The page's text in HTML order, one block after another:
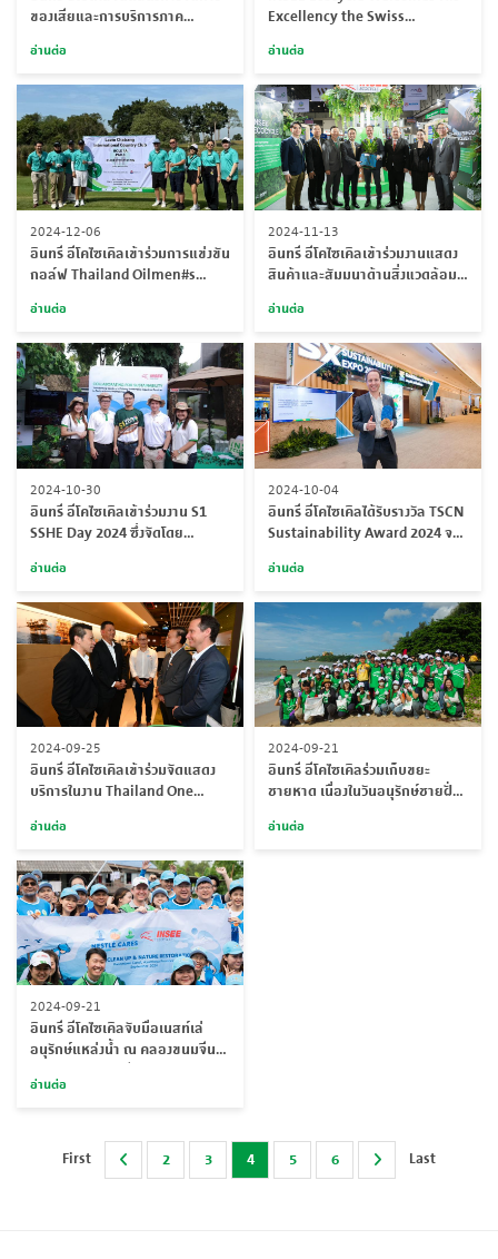
ของเสียและการบริการภาค
2025
อ่านต่อ
Excellency the Swiss
Chonburi Facility
อ่านต่อ
2024-12-06
อินทรี อีโคไซเคิลเข้าร่วมการแข่งขัน
กอล์ฟ Thailand Oilmen#s
อ่านต่อ
2024-11-13
อินทรี อีโคไซเคิลเข้าร่วมงานแสดง
สินค้าและสัมมนาด้านสิ่งแวดล้อม
(EnWastExpo)
อ่านต่อ
2024-10-30
อินทรี อีโคไซเคิลเข้าร่วมงาน S1
SSHE Day 2024 ซึ่งจัดโดย
อ่านต่อ
2024-10-04
อินทรี อีโคไซเคิลได้รับรางวัล TSCN
Sustainability Award 2024 จาก
ประเทศไทย
อ่านต่อ
2024-09-25
อินทรี อีโคไซเคิลเข้าร่วมจัดแสดง
บริการในงาน Thailand One
จัดโดยเชฟรอน ประเทศไทย
อ่านต่อ
2024-09-21
อินทรี อีโคไซเคิลร่วมเก็บขยะ
ชายหาด เนื่องในวันอนุรักษ์ชายฝั่ง
อ่านต่อ
2024-09-21
อินทรี อีโคไซเคิลจับมือเนสท์เล่
อนุรักษ์แหล่งน้ำ ณ คลองขนมจีน
อ่านต่อ
First 2 3 4 5 6 Last